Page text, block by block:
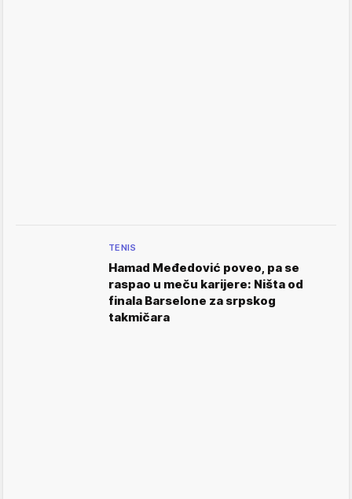
TENIS
Hamad Međedović poveo, pa se
raspao u meču karijere: Ništa od
finala Barselone za srpskog
takmičara